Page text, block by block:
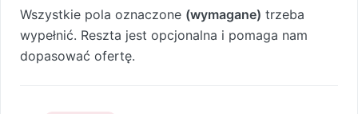
Wszystkie pola oznaczone (wymagane) trzeba
wypełnić. Reszta jest opcjonalna i pomaga nam
dopasować ofertę.